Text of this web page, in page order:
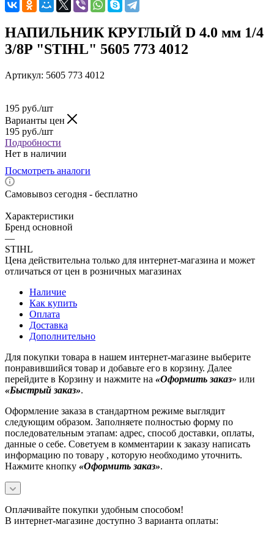
НАПИЛЬНИК КРУГЛЫЙ D 4.0 мм 1/4
3/8P "STIHL" 5605 773 4012
Артикул: 5605 773 4012
195 руб./шт
Варианты цен
195 руб./шт
Подробности
Нет в наличии
Посмотреть аналоги
Самовывоз сегодня - бесплатно
Характеристики
Бренд основной
—
STIHL
Цена действительна только для интернет-магазина и может
отличаться от цен в розничных магазинах
Наличие
Как купить
Оплата
Доставка
Дополнительно
Для покупки товара в нашем интернет-магазине выберите
понравившийся товар и добавьте его в корзину. Далее
перейдите в Корзину и нажмите на «Оформить заказ» или
«Быстрый заказ».
Оформление заказа в стандартном режиме выглядит
следующим образом. Заполняете полностью форму по
последовательным этапам: адрес, способ доставки, оплаты,
данные о себе. Советуем в комментарии к заказу написать
информацию по товару , которую необходимо уточнить.
Нажмите кнопку «Оформить заказ».
Оплачивайте покупки удобным способом!
В интернет-магазине доступно 3 варианта оплаты: